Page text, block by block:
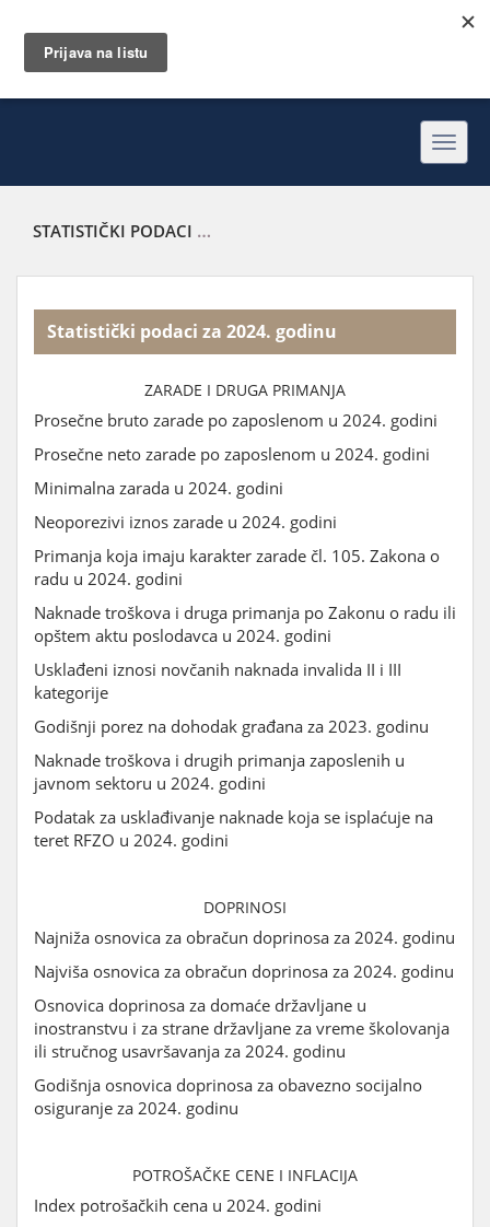
STATISTIČKI PODACI
Statistički podaci za 2024. godinu
ZARADE I DRUGA PRIMANJA
Prosečne bruto zarade po zaposlenom u 2024. godini
Prosečne neto zarade po zaposlenom u 2024. godini
Minimalna zarada u 2024. godini
Neoporezivi iznos zarade u 2024. godini
Primanja koja imaju karakter zarade čl. 105. Zakona o
radu u 2024. godini
Naknade troškova i druga primanja po Zakonu o radu ili
opštem aktu poslodavca u 2024. godini
Usklađeni iznosi novčanih naknada invalida II i III
kategorije
Godišnji porez na dohodak građana za 2023. godinu
Naknade troškova i drugih primanja zaposlenih u
javnom sektoru u 2024. godini
Podatak za usklađivanje naknade koja se isplaćuje na
teret RFZO u 2024. godini
DOPRINOSI
Najniža osnovica za obračun doprinosa za 2024. godinu
Najviša osnovica za obračun doprinosa za 2024. godinu
Osnovica doprinosa za domaće državljane u
inostranstvu i za strane državljane za vreme školovanja
ili stručnog usavršavanja za 2024. godinu
Godišnja osnovica doprinosa za obavezno socijalno
osiguranje za 2024. godinu
POTROŠAČKE CENE I INFLACIJA
Index potrošačkih cena u 2024. godini